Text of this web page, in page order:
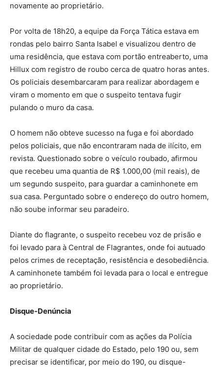
novamente ao proprietário.
Por volta de 18h20, a equipe da Força Tática estava em
rondas pelo bairro Santa Isabel e visualizou dentro de
uma residência, que estava com portão entreaberto, uma
Hillux com registro de roubo cerca de quatro horas antes.
Os policiais desembarcaram para realizar abordagem e
viram o momento em que o suspeito tentava fugir
pulando o muro da casa.
O homem não obteve sucesso na fuga e foi abordado
pelos policiais, que não encontraram nada de ilícito, em
revista. Questionado sobre o veículo roubado, afirmou
que recebeu uma quantia de R$ 1.000,00 (mil reais), de
um segundo suspeito, para guardar a caminhonete em
sua casa. Perguntado sobre o endereço do outro homem,
não soube informar seu paradeiro.
Diante do flagrante, o suspeito recebeu voz de prisão e
foi levado para à Central de Flagrantes, onde foi autuado
pelos crimes de receptação, resistência e desobediência.
A caminhonete também foi levada para o local e entregue
ao proprietário.
Disque-Denúncia
A sociedade pode contribuir com as ações da Polícia
Militar de qualquer cidade do Estado, pelo 190 ou, sem
precisar se identificar, por meio do 190, ou disque-